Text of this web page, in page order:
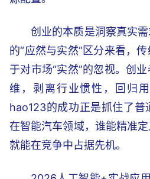
创业的本质是洞察真实
的“应然与实然”区分来看，
于对市场“实然”的忽视。创
维，剥离行业惯性，回归
hao123的成功正是抓住了普
在智能汽车领域，谁能精准
就能在竞争中占据先机。